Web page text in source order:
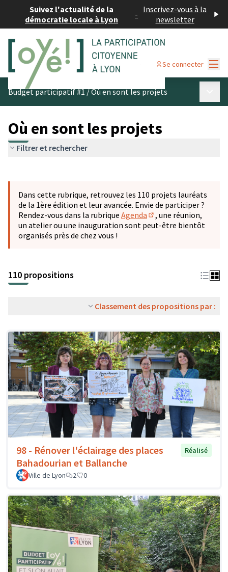
Suivez l'actualité de la
démocratie locale à Lyon
- Inscrivez-vous à la
newsletter
Se connecter
Budget participatif #1/Où en sont les projets
Où en sont les projets
Filtrer et rechercher
−
Dans cette rubrique, retrouvez les 110 projets lauréats
de la 1ère édition et leur avancée. Envie de participer ?
Rendez-vous dans la rubrique Agenda
(S'ouvre dans un
, une réunion,
un atelier ou une inauguration sont peut-être bientôt
organisés près de chez vous !
110 propositions
Classement des propositions par :
98 - Rénover l'éclairage des places
Bahadourian et Ballanche
Réalisé
Ville de Lyon 2 0